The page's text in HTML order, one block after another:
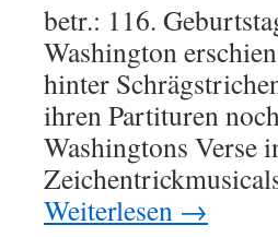
betr.: 116.
Washington
hinter
ihren Partituren
Washingtons Verse
Weiterlesen →